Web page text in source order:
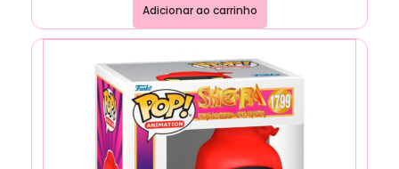
Adicionar ao carrinho